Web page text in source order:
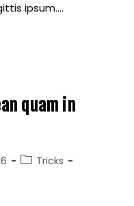
ipsum.…
quam in
PostTricks